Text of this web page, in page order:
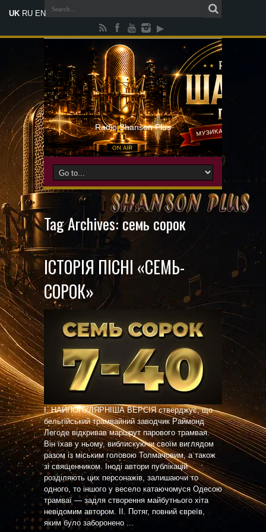
Radio Shanson Plus
Tag Archives:семь сорок
ІСТОРІЯ ПІСНІ «СЕМЬ-
СОРОК»
I. НАЙПОПУЛЯРНІША ВЕРСІЯ стверджує, що
бельгійський трамвайний заводчик Раймонд
Легоде відкривав маршрут парового трамвая.
Він їхав у ньому, виблискуючи своїм виглядом
разом із міським головою Толмачовим, а також
зі священником. Іноді автори публікацій
розділяють цих персонажів, залишаючи то
одного, то іншого у весело катаючомуся Одесою
трамваї — задля створення майбутнього хіта
невідомим автором. II. Потяг, повний євреїв,
яким було заборонено ...
UK RU EN